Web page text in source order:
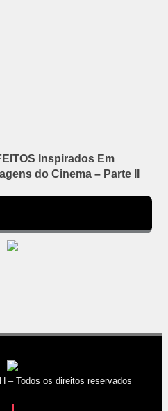
Inspirados Em
do Cinema – Parte II
– Todos os direitos reservados